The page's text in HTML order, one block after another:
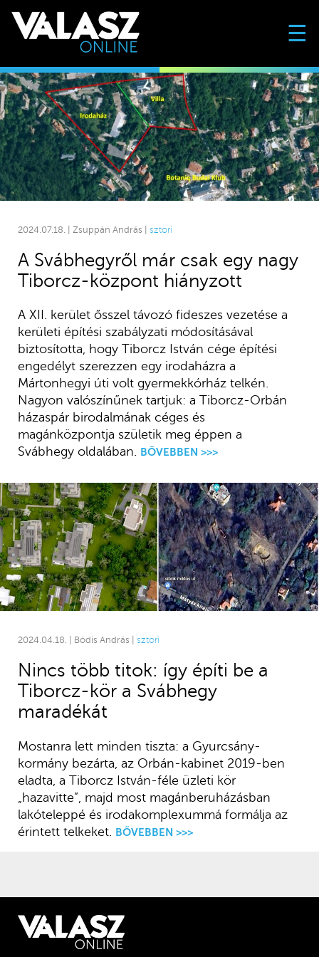
☰
2024.07.18. | Zsuppán András | sztori
A Svábhegyről már csak egy nagy
Tiborcz-központ hiányzott
A XII. kerület ősszel távozó fideszes vezetése a
kerületi építési szabályzati módosításával
biztosította, hogy Tiborcz István cége építési
engedélyt szerezzen egy irodaházra a
Mártonhegyi úti volt gyermekkórház telkén.
Nagyon valószínűnek tartjuk: a Tiborcz-Orbán
házaspár birodalmának céges és
magánközpontja születik meg éppen a
Svábhegy oldalában. BŐVEBBEN >>>
2024.04.18. | Bódis András | sztori
Nincs több titok: így építi be a
Tiborcz-kör a Svábhegy
maradékát
Mostanra lett minden tiszta: a Gyurcsány-
kormány bezárta, az Orbán-kabinet 2019-ben
eladta, a Tiborcz István-féle üzleti kör
„hazavitte”, majd most magánberuházásban
lakóteleppé és irodakomplexummá formálja az
érintett telkeket. BŐVEBBEN >>>